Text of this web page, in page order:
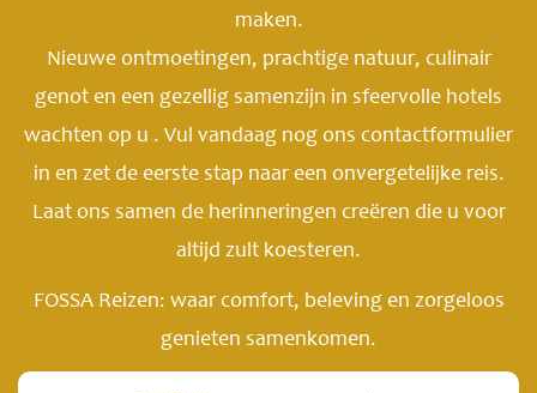
maken.
Nieuwe ontmoetingen, prachtige natuur, culinair
genot en een gezellig samenzijn in sfeervolle hotels
wachten op u . Vul vandaag nog ons contactformulier
in en zet de eerste stap naar een onvergetelijke reis.
Laat ons samen de herinneringen creëren die u voor
altijd zult koesteren.
FOSSA Reizen: waar comfort, beleving en zorgeloos
genieten samenkomen.